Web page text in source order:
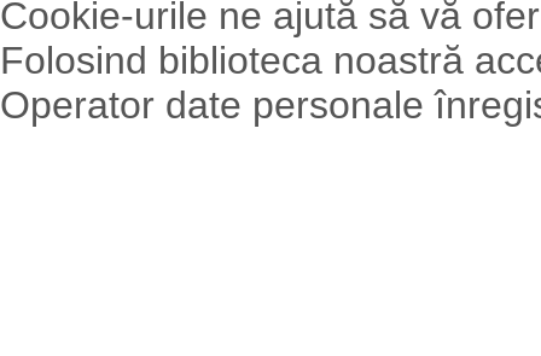
Cookie-urile ne ajută să vă
Folosind biblioteca noastră
Operator date personale